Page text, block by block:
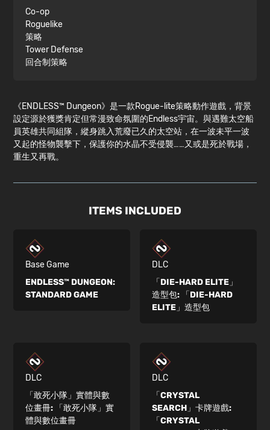
Co-op
Roguelike
策略
Tower Defense
回合制策略
《ENDLESS™ Dungeon》是一款Rogue-lite策略動作遊戲，背景
設定源於獲獎肯定但常漫致命氛圍的Endless宇宙。與遇難太空船
員英雄共同組隊，縱身跳入荒廢已久的太空站，在一波未平一波
又起的怪物襲擊下，保護你的水晶不受侵襲……又或是死於戰場，
重生又再戰。
ITEMS INCLUDED
Base Game
ENDLESS™ DUNGEON:
STANDARD GAME
DLC
「DIE-HARD ELITE」
造型包:
「DIE-HARD
ELITE」造型包
DLC
「敢死小隊」實體與數
位畫冊:
「敢死小隊」實
體與數位畫冊
DLC
「CRYSTAL
SEARCH」卡牌遊戲:
「CRYSTAL